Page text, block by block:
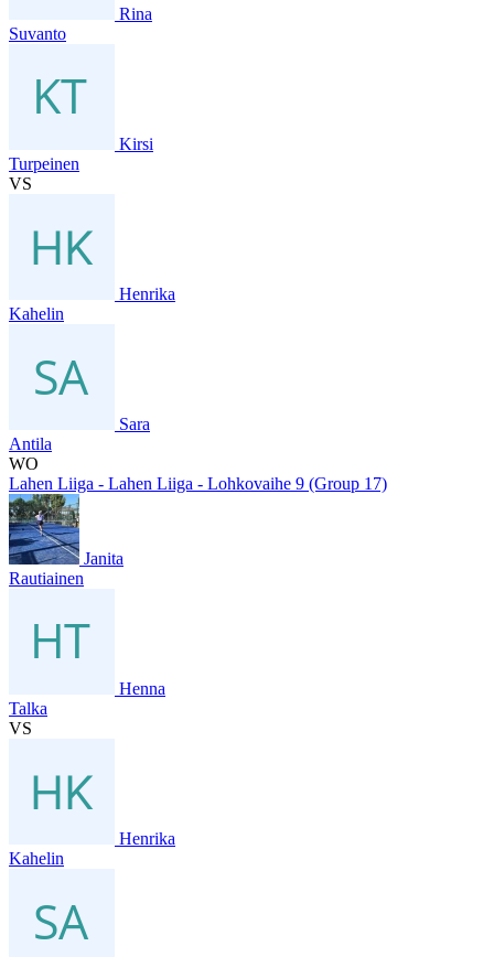
Rina
Suvanto
Kirsi
Turpeinen
VS
Henrika
Kahelin
Sara
Antila
WO
Lahen Liiga - Lahen Liiga - Lohkovaihe 9 (Group 17)
Janita
Rautiainen
Henna
Talka
VS
Henrika
Kahelin